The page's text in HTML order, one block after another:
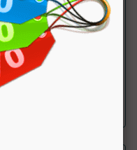
bisglicinato, con
ri...